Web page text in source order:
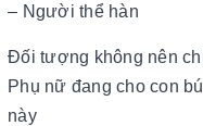
– Người thể hàn
Đối tượng không nên
Phụ nữ đang cho con
này